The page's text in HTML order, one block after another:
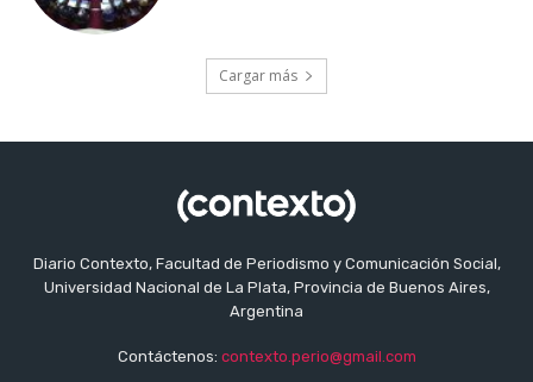
Cargar más
Diario Contexto, Facultad de Periodismo y Comunicación Social,
Universidad Nacional de La Plata, Provincia de Buenos Aires,
Argentina
Contáctenos: contexto.perio@gmail.com